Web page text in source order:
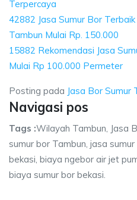
Terpercaya
42882 Jasa Sumur Bor
Tambun Mulai Rp. 150.000
15882 Rekomendasi Jasa
Mulai Rp 100.000 Permeter
Posting pada Jasa Bor Sumur
Navigasi pos
Tags :Wilayah Tambun, Jasa
sumur bor Tambun, jasa
bekasi, biaya ngebor air jet
biaya sumur bor bekasi.